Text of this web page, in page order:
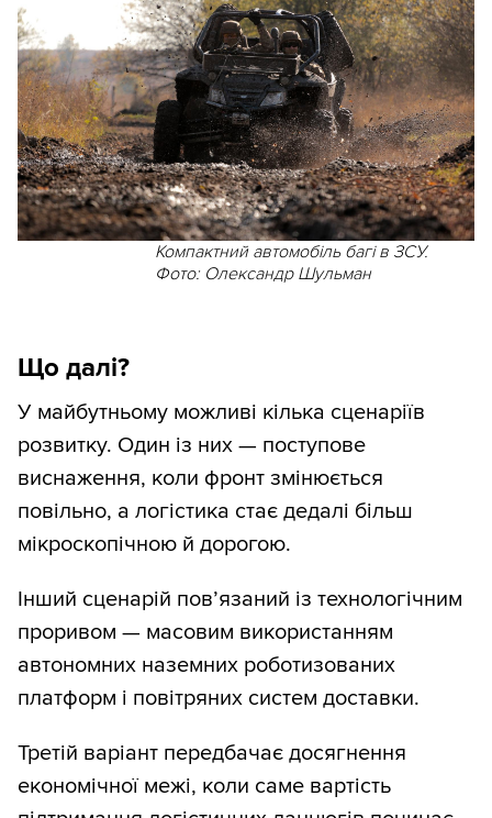
Компактний автомобіль багі в ЗСУ.
Фото: Олександр Шульман
Що далі?
У майбутньому можливі кілька сценаріїв
розвитку. Один із них — поступове
виснаження, коли фронт змінюється
повільно, а логістика стає дедалі більш
мікроскопічною й дорогою.
Інший сценарій пов’язаний із технологічним
проривом — масовим використанням
автономних наземних роботизованих
платформ і повітряних систем доставки.
Третій варіант передбачає досягнення
економічної межі, коли саме вартість